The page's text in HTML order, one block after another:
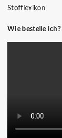
Stofflexikon
Wie bestelle ich?